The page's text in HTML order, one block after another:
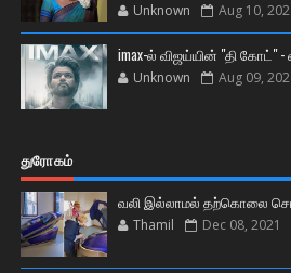
Unknown Aug 10,
imax-ல் விஜய்யின் "தி கோட்"
Unknown Aug 09,
துரோகம்
வலி இல்லாமல் தற்கொலை
Thamil Dec 08, 2021